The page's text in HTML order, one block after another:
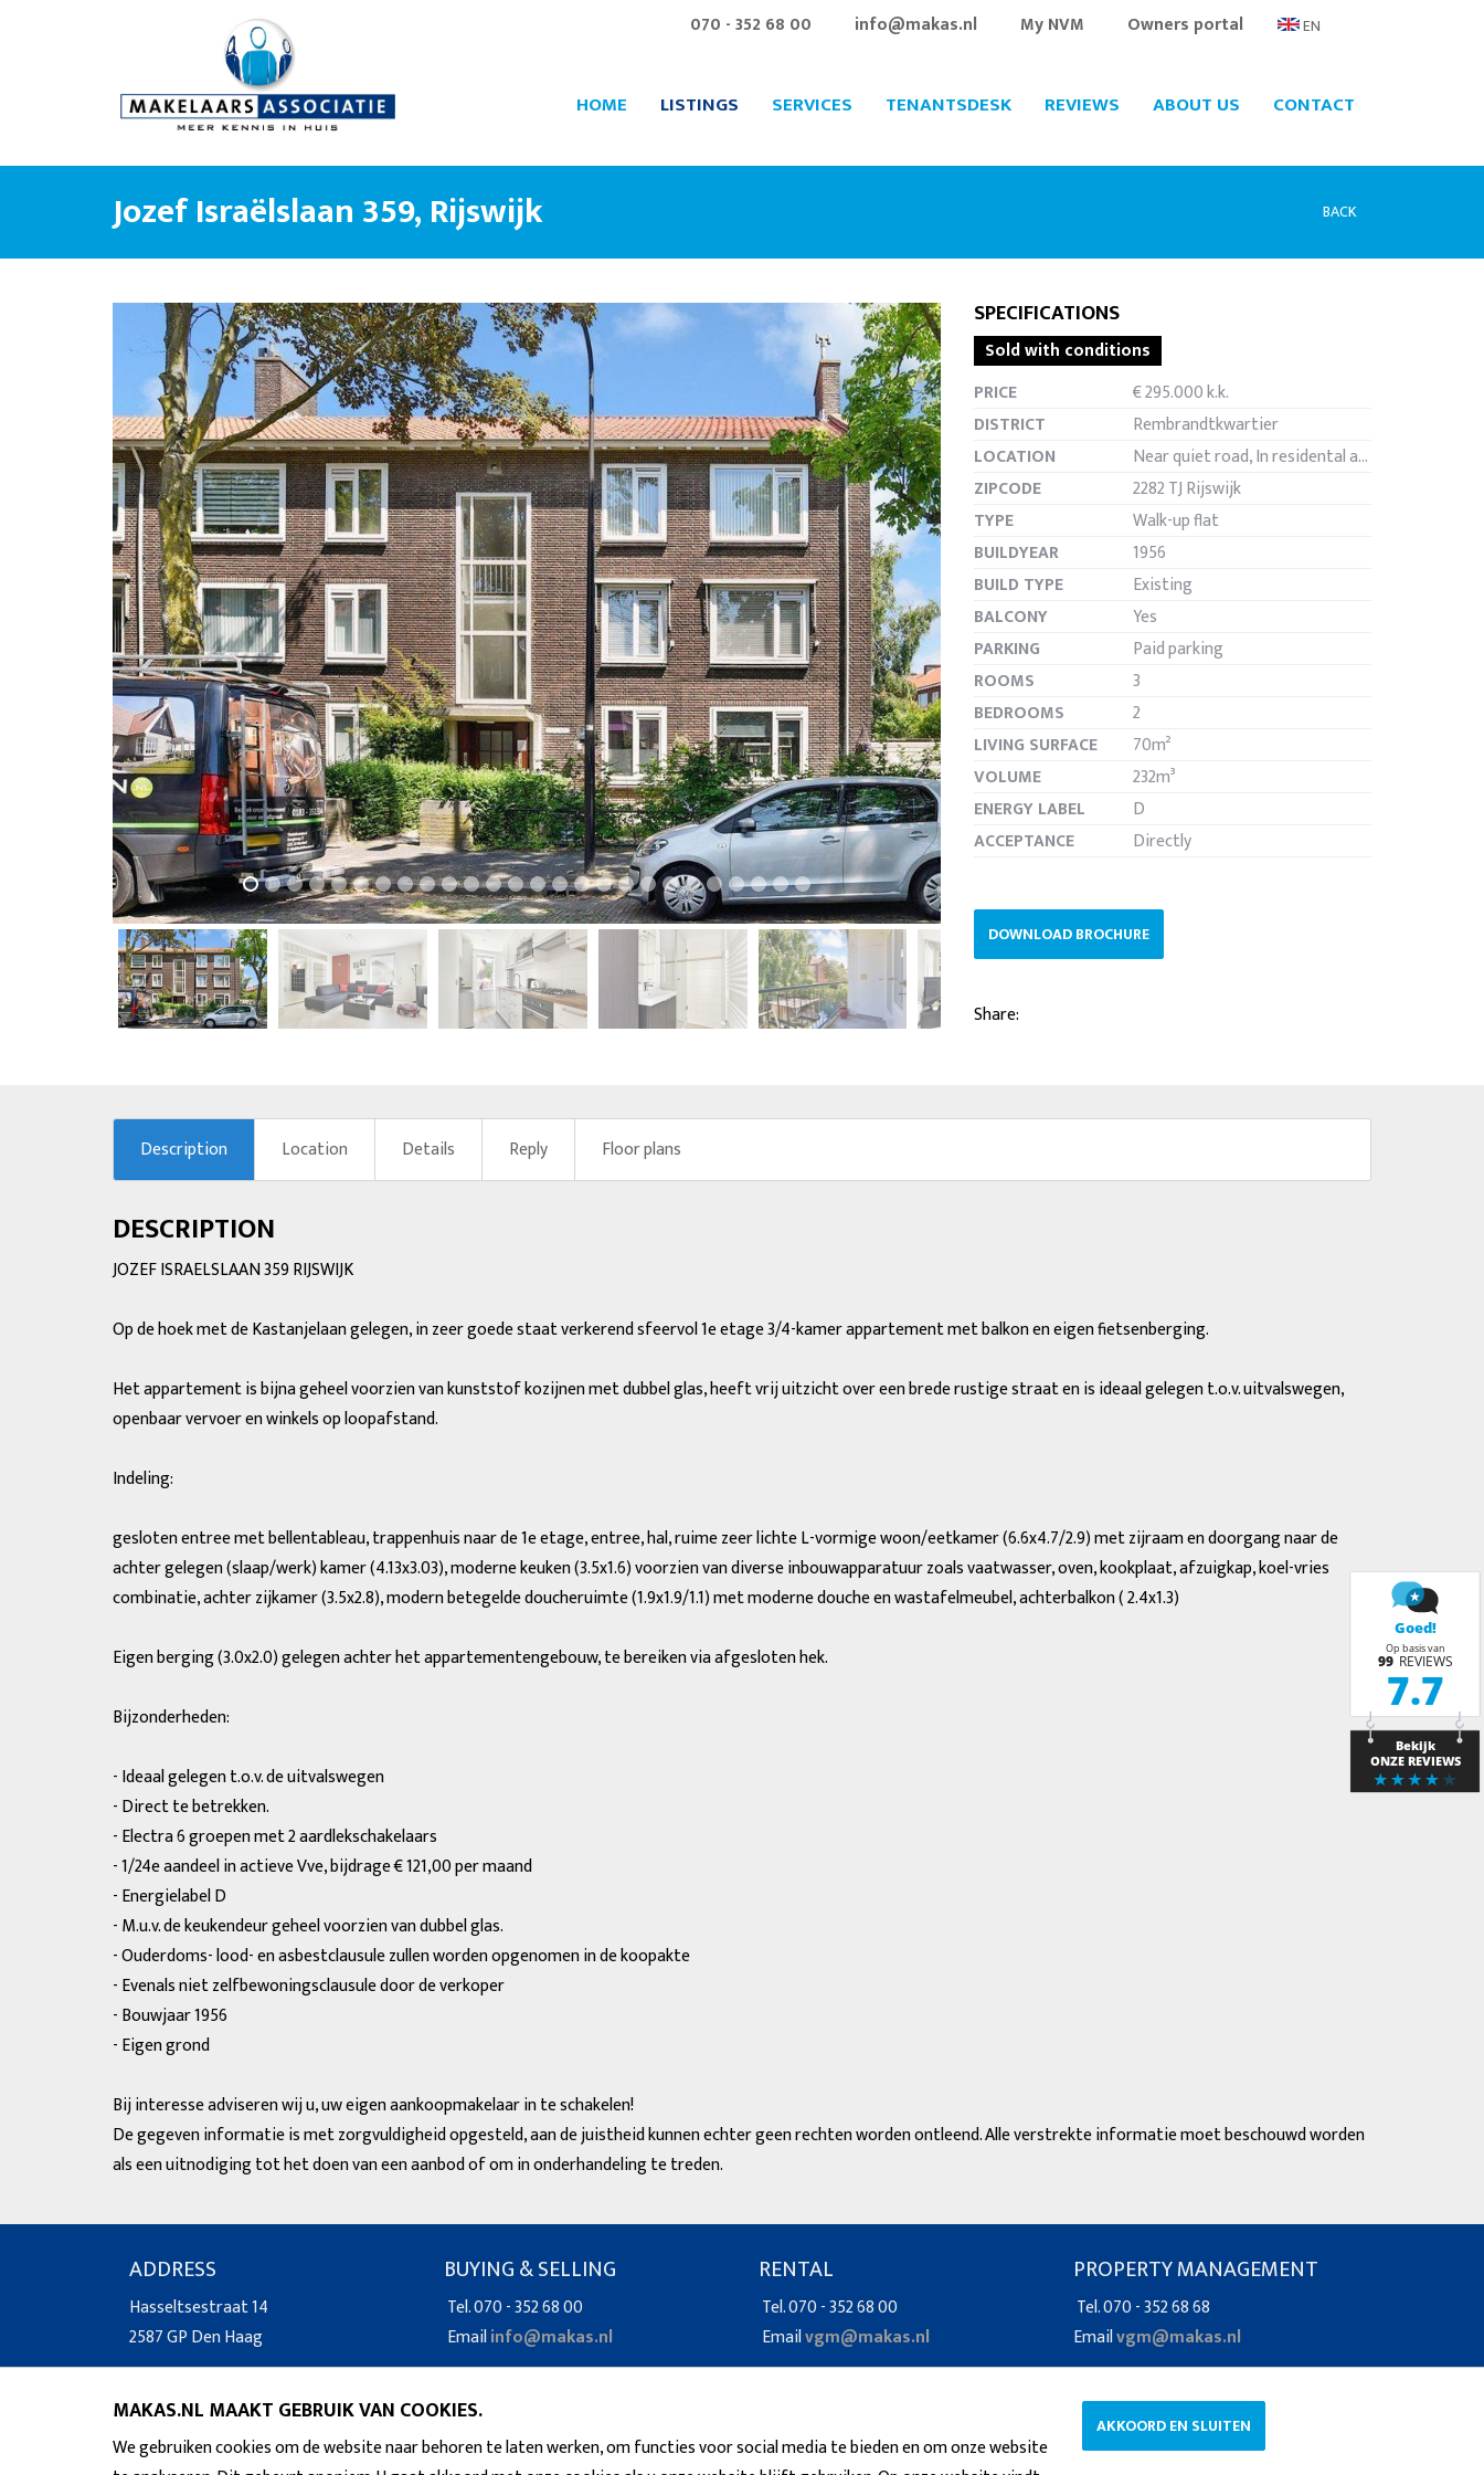
MAKAS.NL MAAKT GEBRUIK VAN COOKIES.
We gebruiken cookies om de website naar behoren te laten werken, om functies voor social media te bieden en om onze website
AKKOORD EN SLUITEN
070 - 352 68 00 info@makas.nl My NVM Owners portal EN
HOME LISTINGS SERVICES TENANTSDESK REVIEWS ABOUT US CONTACT
Jozef Israëlslaan 359, Rijswijk BACK
previous next
Fullscreen
previous next
SPECIFICATIONS
Sold with conditions
PRICE
€ 295.000 k.k.
DISTRICT
Rembrandtkwartier
LOCATION
Near quiet road, In residental area, Clear view
ZIPCODE
2282 TJ Rijswijk
TYPE
Walk-up flat
BUILDYEAR
1956
BUILD TYPE
Existing
BALCONY
Yes
PARKING
Paid parking
ROOMS
3
BEDROOMS
2
LIVING SURFACE
70m²
VOLUME
232m³
ENERGY LABEL
D
ACCEPTANCE
Directly
DOWNLOAD BROCHURE
Share:
Description Location Details Reply Floor plans
DESCRIPTION
JOZEF ISRAELSLAAN 359 RIJSWIJK
Op de hoek met de Kastanjelaan gelegen, in zeer goede staat verkerend sfeervol 1e etage 3/4-kamer appartement met balkon en eigen fietsenberging.
Het appartement is bijna geheel voorzien van kunststof kozijnen met dubbel glas, heeft vrij uitzicht over een brede rustige straat en is ideaal gelegen t.o.v. uitvalswegen,
openbaar vervoer en winkels op loopafstand.
Indeling:
gesloten entree met bellentableau, trappenhuis naar de 1e etage, entree, hal, ruime zeer lichte L-vormige woon/eetkamer (6.6x4.7/2.9) met zijraam en doorgang naar de
achter gelegen (slaap/werk) kamer (4.13x3.03), moderne keuken (3.5x1.6) voorzien van diverse inbouwapparatuur zoals vaatwasser, oven, kookplaat, afzuigkap, koel-vries
combinatie, achter zijkamer (3.5x2.8), modern betegelde doucheruimte (1.9x1.9/1.1) met moderne douche en wastafelmeubel, achterbalkon ( 2.4x1.3)
Eigen berging (3.0x2.0) gelegen achter het appartementengebouw, te bereiken via afgesloten hek.
Bijzonderheden:
- Ideaal gelegen t.o.v. de uitvalswegen
- Direct te betrekken.
- Electra 6 groepen met 2 aardlekschakelaars
- 1/24e aandeel in actieve Vve, bijdrage € 121,00 per maand
- Energielabel D
- M.u.v. de keukendeur geheel voorzien van dubbel glas.
- Ouderdoms- lood- en asbestclausule zullen worden opgenomen in de koopakte
- Evenals niet zelfbewoningsclausule door de verkoper
- Bouwjaar 1956
- Eigen grond
Bij interesse adviseren wij u, uw eigen aankoopmakelaar in te schakelen!
De gegeven informatie is met zorgvuldigheid opgesteld, aan de juistheid kunnen echter geen rechten worden ontleend. Alle verstrekte informatie moet beschouwd worden
als een uitnodiging tot het doen van een aanbod of om in onderhandeling te treden.
ADDRESS
Hasseltsestraat 14
2587 GP Den Haag
BUYING & SELLING
Tel. 070 - 352 68 00
Emailinfo@makas.nl
RENTAL
Tel. 070 - 352 68 00
Emailvgm@makas.nl
PROPERTY MANAGEMENT
Tel. 070 - 352 68 68
Emailvgm@makas.nl